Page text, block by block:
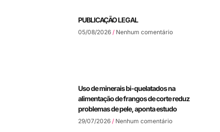
PUBLICAÇÃO LEGAL
05/08/2026 Nenhum comentário
Uso de minerais bi-quelatados na
alimentação de frangos de corte reduz
problemas de pele, aponta estudo
29/07/2026 Nenhum comentário